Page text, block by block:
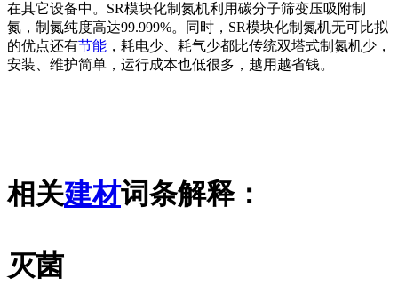
在其它设备中。SR模块化制氮机利用碳分子筛变压吸附制
氮，制氮纯度高达99.999%。同时，SR模块化制氮机无可比拟
的优点还有节能 ，耗电少、耗气少都比传统双塔式制氮机少，
安装、维护简单，运行成本也低很多，越用越省钱。
相关建材词条解释：
灭菌